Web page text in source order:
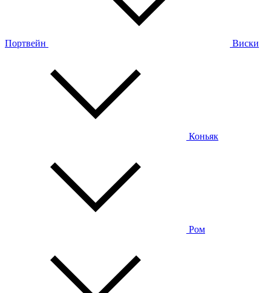
Портвейн Виски
Коньяк
Ром